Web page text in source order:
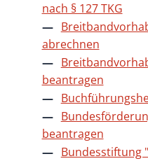
nach § 127 TKG
abrechnen
beantragen
beantragen
Bundesstiftung